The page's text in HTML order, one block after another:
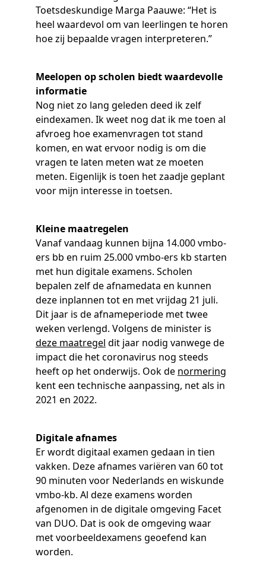
Snel naar
Bestellen
Samen bouwen voor het vo
Nieuwsbrief Kijk- en luistertoetsen
Snel naar
Ondersteuning
Training Toetsdeskundige
Training Examencommissie
Aanmelden nieuwsbrief ho
Snel naar
Academische Woordenschattoets
Onze opdrachtgevers
Alfabetisering
Snel naar
Alfa-toetsen Volwassenenonderwijs
Alfa-toetsen ISK
Snel naar
Meer (beroeps)examens
NLQF kwalificatie
Zorg & welzijn
Nienke Elijzen
Kim Hendriks-Cornelissen
Saila Kiriwenno-Dovermann
Peter van den Berg
Promotieonderzoek
Snel naar
Themadossier basisvaardigheden
Een toets beoordelen
De leeropbrengst van toetsen
Kennisbank Stichting Cito
Toetstechnische begrippenlijst
Werken bij
Docenten gezocht
Zzp-trainers gezocht
Stageopdrachten
Collega's aan het woord
Toetsdeskundige Marga Paauwe: “Het is
heel waardevol om van leerlingen te horen
hoe zij bepaalde vragen interpreteren.”
Meelopen op scholen biedt waardevolle
informatie
Nog niet zo lang geleden deed ik zelf
eindexamen. Ik weet nog dat ik me toen al
afvroeg hoe examenvragen tot stand
komen, en wat ervoor nodig is om die
vragen te laten meten wat ze moeten
meten. Eigenlijk is toen het zaadje geplant
voor mijn interesse in toetsen.
Kleine maatregelen
Vanaf vandaag kunnen bijna 14.000 vmbo-
ers bb en ruim 25.000 vmbo-ers kb starten
met hun digitale examens. Scholen
bepalen zelf de afnamedata en kunnen
deze inplannen tot en met vrijdag 21 juli.
Dit jaar is de afnameperiode met twee
weken verlengd. Volgens de minister is
deze maatregel dit jaar nodig vanwege de
impact die het coronavirus nog steeds
heeft op het onderwijs. Ook de normering
kent een technische aanpassing, net als in
2021 en 2022.
Digitale afnames
Er wordt digitaal examen gedaan in tien
vakken. Deze afnames variëren van 60 tot
90 minuten voor Nederlands en wiskunde
vmbo-kb. Al deze examens worden
afgenomen in de digitale omgeving Facet
van DUO. Dat is ook de omgeving waar
met voorbeeldexamens geoefend kan
worden.